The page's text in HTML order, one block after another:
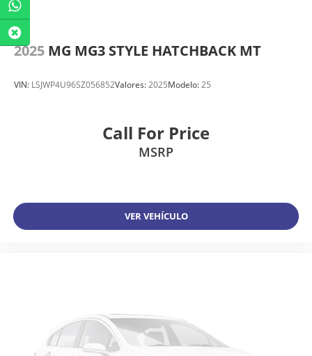
2025 MG MG3 STYLE HATCHBACK MT
VIN: LSJWP4U96SZ056852Valores:2025Modelo:25
Call For Price
MSRP
VER VEHÍCULO